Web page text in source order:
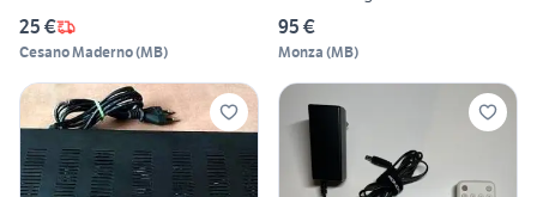
25 €
Cesano Maderno(MB)
95 €
Monza (MB)